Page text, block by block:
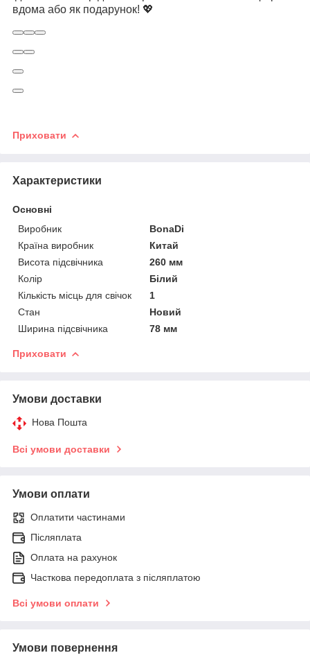
вдома або як подарунок! 💖
Приховати
Характеристики
Основні
Виробник
BonaDi
Країна виробник
Китай
Висота підсвічника
260 мм
Колір
Білий
Кількість місць для свічок
1
Стан
Новий
Ширина підсвічника
78 мм
Приховати
Умови доставки
Нова Пошта
Всі умови доставки
Умови оплати
Оплатити частинами
Післяплата
Оплата на рахунок
Часткова передоплата з післяплатою
Всі умови оплати
Умови повернення